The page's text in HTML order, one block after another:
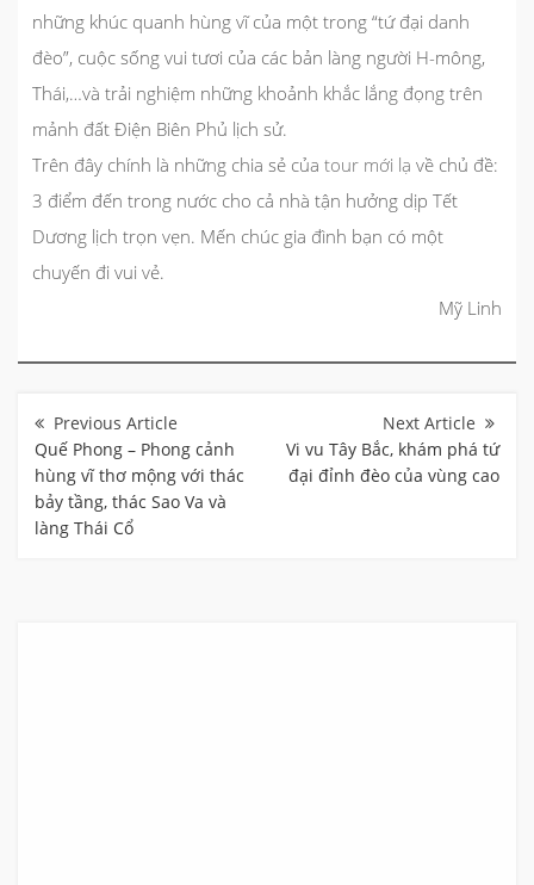
những khúc quanh hùng vĩ của một trong “tứ đại danh
đèo”, cuộc sống vui tươi của các bản làng người H-mông,
Thái,…và trải nghiệm những khoảnh khắc lắng đọng trên
mảnh đất Điện Biên Phủ lịch sử.
Trên đây chính là những chia sẻ của tour mới lạ về chủ đề:
3 điểm đến trong nước cho cả nhà tận hưởng dịp Tết
Dương lịch trọn vẹn. Mến chúc gia đình bạn có một
chuyến đi vui vẻ.
Mỹ Linh
hướng
bài
viếtQuế Phong – Phong cảnh
hùng vĩ thơ mộng với thác
bảy tầng, thác Sao Va và
làng Thái Cổ
Vi vu Tây Bắc, khám phá tứ
đại đỉnh đèo của vùng cao